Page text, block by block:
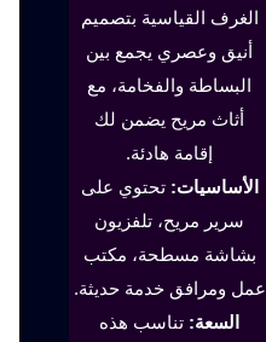
الغرف القياسية بتصميم
أنيق وعصري يجمع بين
البساطة والفخامة، مع
أثاث مريح يضمن لك
إقامة هادئة.
الأساسيات: تحتوي على
سرير مريح، تلفزيون
بشاشة مسطحة، مكتب
عمل ومرافق خدمة حديثة.
السعة: تناسب هذه